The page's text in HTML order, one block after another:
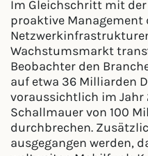
Im Gleichschritt mit
proaktive Management
Wachstumsmarkt
Beobachter den
auf etwa 36 Milliarden
voraussichtlich im Jahr
Schallmauer von 100
durchbrechen.
ausgegangen werden,